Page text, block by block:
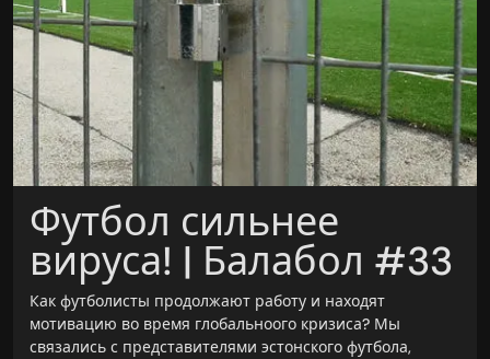
Футбол сильнее
вируса! | Балабол #33
Как футболисты продолжают работу и находят
мотивацию во время глобальноого кризиса? Мы
связались с представителями эстонского футбола,